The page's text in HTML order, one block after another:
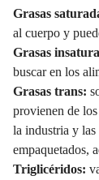
Grasas
al cuerpo y
Grasas
buscar en los
Grasas trans:
provienen de
la industria y las
empaquetados,
Triglicéridos: